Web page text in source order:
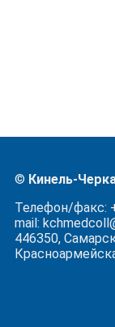
© Кинель-
Телефон/факс:
mail:
446350,